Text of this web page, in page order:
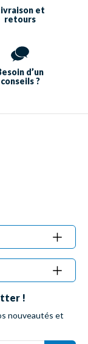
et
retours
d’un
conseils ?
!
nouveautés et